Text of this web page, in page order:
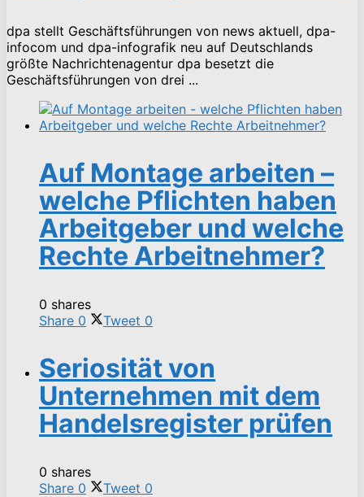
dpa stellt Geschäftsführungen von news aktuell, dpa-
infocom und dpa-infografik neu auf Deutschlands
größte Nachrichtenagentur dpa besetzt die
Geschäftsführungen von drei ...
Auf Montage arbeiten –
welche Pflichten haben
Arbeitgeber und welche
Rechte Arbeitnehmer?
0 shares
Share 0 Tweet 0
Seriosität von
Unternehmen mit dem
Handelsregister prüfen
0 shares
Share 0 Tweet 0